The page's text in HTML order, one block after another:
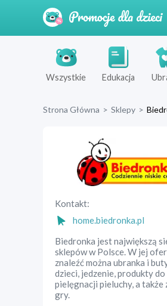
Wszystkie Edukacja
Strona Główna > Sklepy >
Kontakt:
home.biedronka.pl
Biedronka jest największą
sklepów w Polsce. W jej
znaleźć można ubranka i
dzieci, jedzenie, produkty do
pielęgnacji pieluchy, a także
gry.